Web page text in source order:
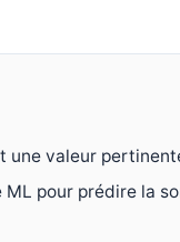
valeur
pour prédire la